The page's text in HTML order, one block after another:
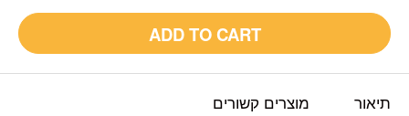
ADD TO CART
תיאור מוצרים קשורים